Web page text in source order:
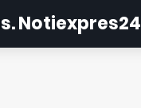
Notiexpres24